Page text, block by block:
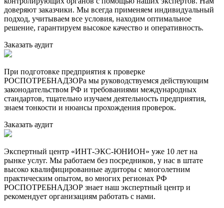
доверяют заказчики. Мы всегда применяем индивидуальный
подход, учитываем все условия, находим оптимальное
решение, гарантируем высокое качество и оперативность.
Заказать аудит
При подготовке предприятия к проверке
РОСПОТРЕБНАДЗОРа мы руководствуемся действующим
законодательством РФ и требованиями международных
стандартов, тщательно изучаем деятельность предприятия,
знаем тонкости и нюансы прохождения проверок.
Заказать аудит
Экспертный центр «ИНТ-ЭКС-ЮНИОН» уже 10 лет на
рынке услуг. Мы работаем без посредников, у нас в штате
высоко квалифицированные аудиторы с многолетним
практическим опытом, во многих регионах РФ
РОСПОТРЕБНАДЗОР знает наш экспертный центр и
рекомендует организациям работать с нами.